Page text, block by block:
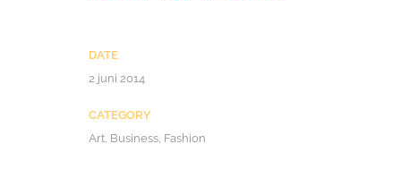
DATE
2 juni 2014
CATEGORY
Art, Business, Fashion